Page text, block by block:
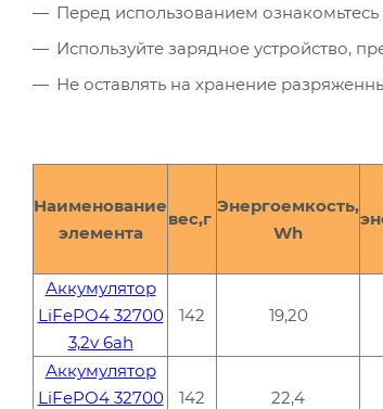
Перед использованием
Используйте зарядное устройство,
Не оставлять на хранение
Наименование
элемента
вес,г
Энергоемкость,
Wh
Аккумулятор
LiFePO4 32700
3,2v 6ah
142 19,20
Аккумулятор
LiFePO4 32700
142 22,4